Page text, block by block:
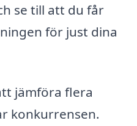
se till att du får
för just dina
jämföra flera
konkurrensen.